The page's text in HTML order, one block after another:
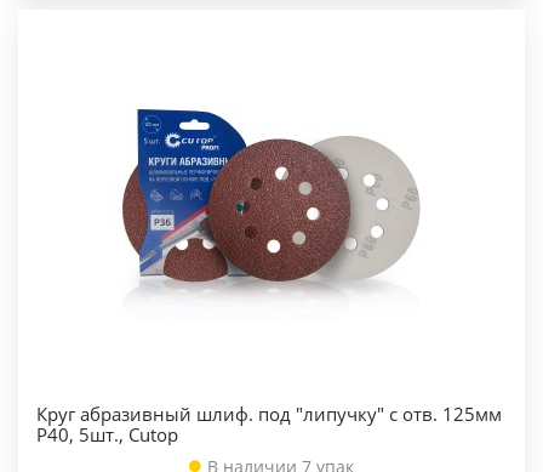
Круг абразивный шлиф. под "липучку" с отв. 125мм
Р40, 5шт., Cutop
В наличии 7 упак